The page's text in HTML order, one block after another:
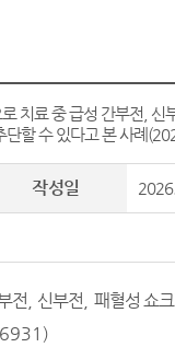
치료 중 급성 간부전,
단할 수 있다고 본 사례
작성일
전 신부전 패혈성 쇼